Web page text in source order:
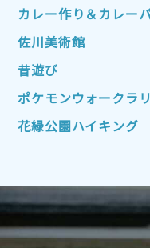
2022年10月 2022
2022年7月
2022年4月
2022年1月 2021
2021年10月 2021
2021年1月 2020
2020年10月 2020
カレー作り＆カレー
佐川美術館
昔遊び
ポケモンウォークラ
花緑公園ハイキング